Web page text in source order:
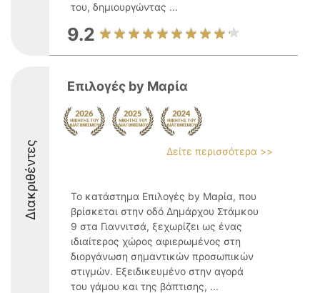
του, δημιουργώντας ...
9.2
Διακριθέντες
Επιλογές by Μαρία
Δείτε περισσότερα >>
Το κατάστημα Επιλογές by Μαρία, που
βρίσκεται στην οδό Δημάρχου Στάμκου
9 στα Γιαννιτσά, ξεχωρίζει ως ένας
ιδιαίτερος χώρος αφιερωμένος στη
διοργάνωση σημαντικών προσωπικών
στιγμών. Εξειδικευμένο στην αγορά
του γάμου και της βάπτισης, ...